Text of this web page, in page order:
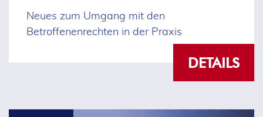
Neues zum Umgang mit den
Betroffenenrechten in der Praxis
DETAILS